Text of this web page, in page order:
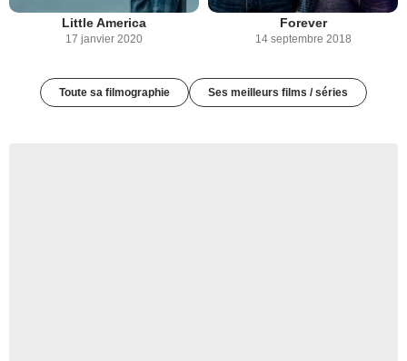
Little America
17 janvier 2020
Forever
14 septembre 2018
Toute sa filmographie Ses meilleurs films / séries